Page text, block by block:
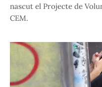
nascut el Projecte de
CEM.